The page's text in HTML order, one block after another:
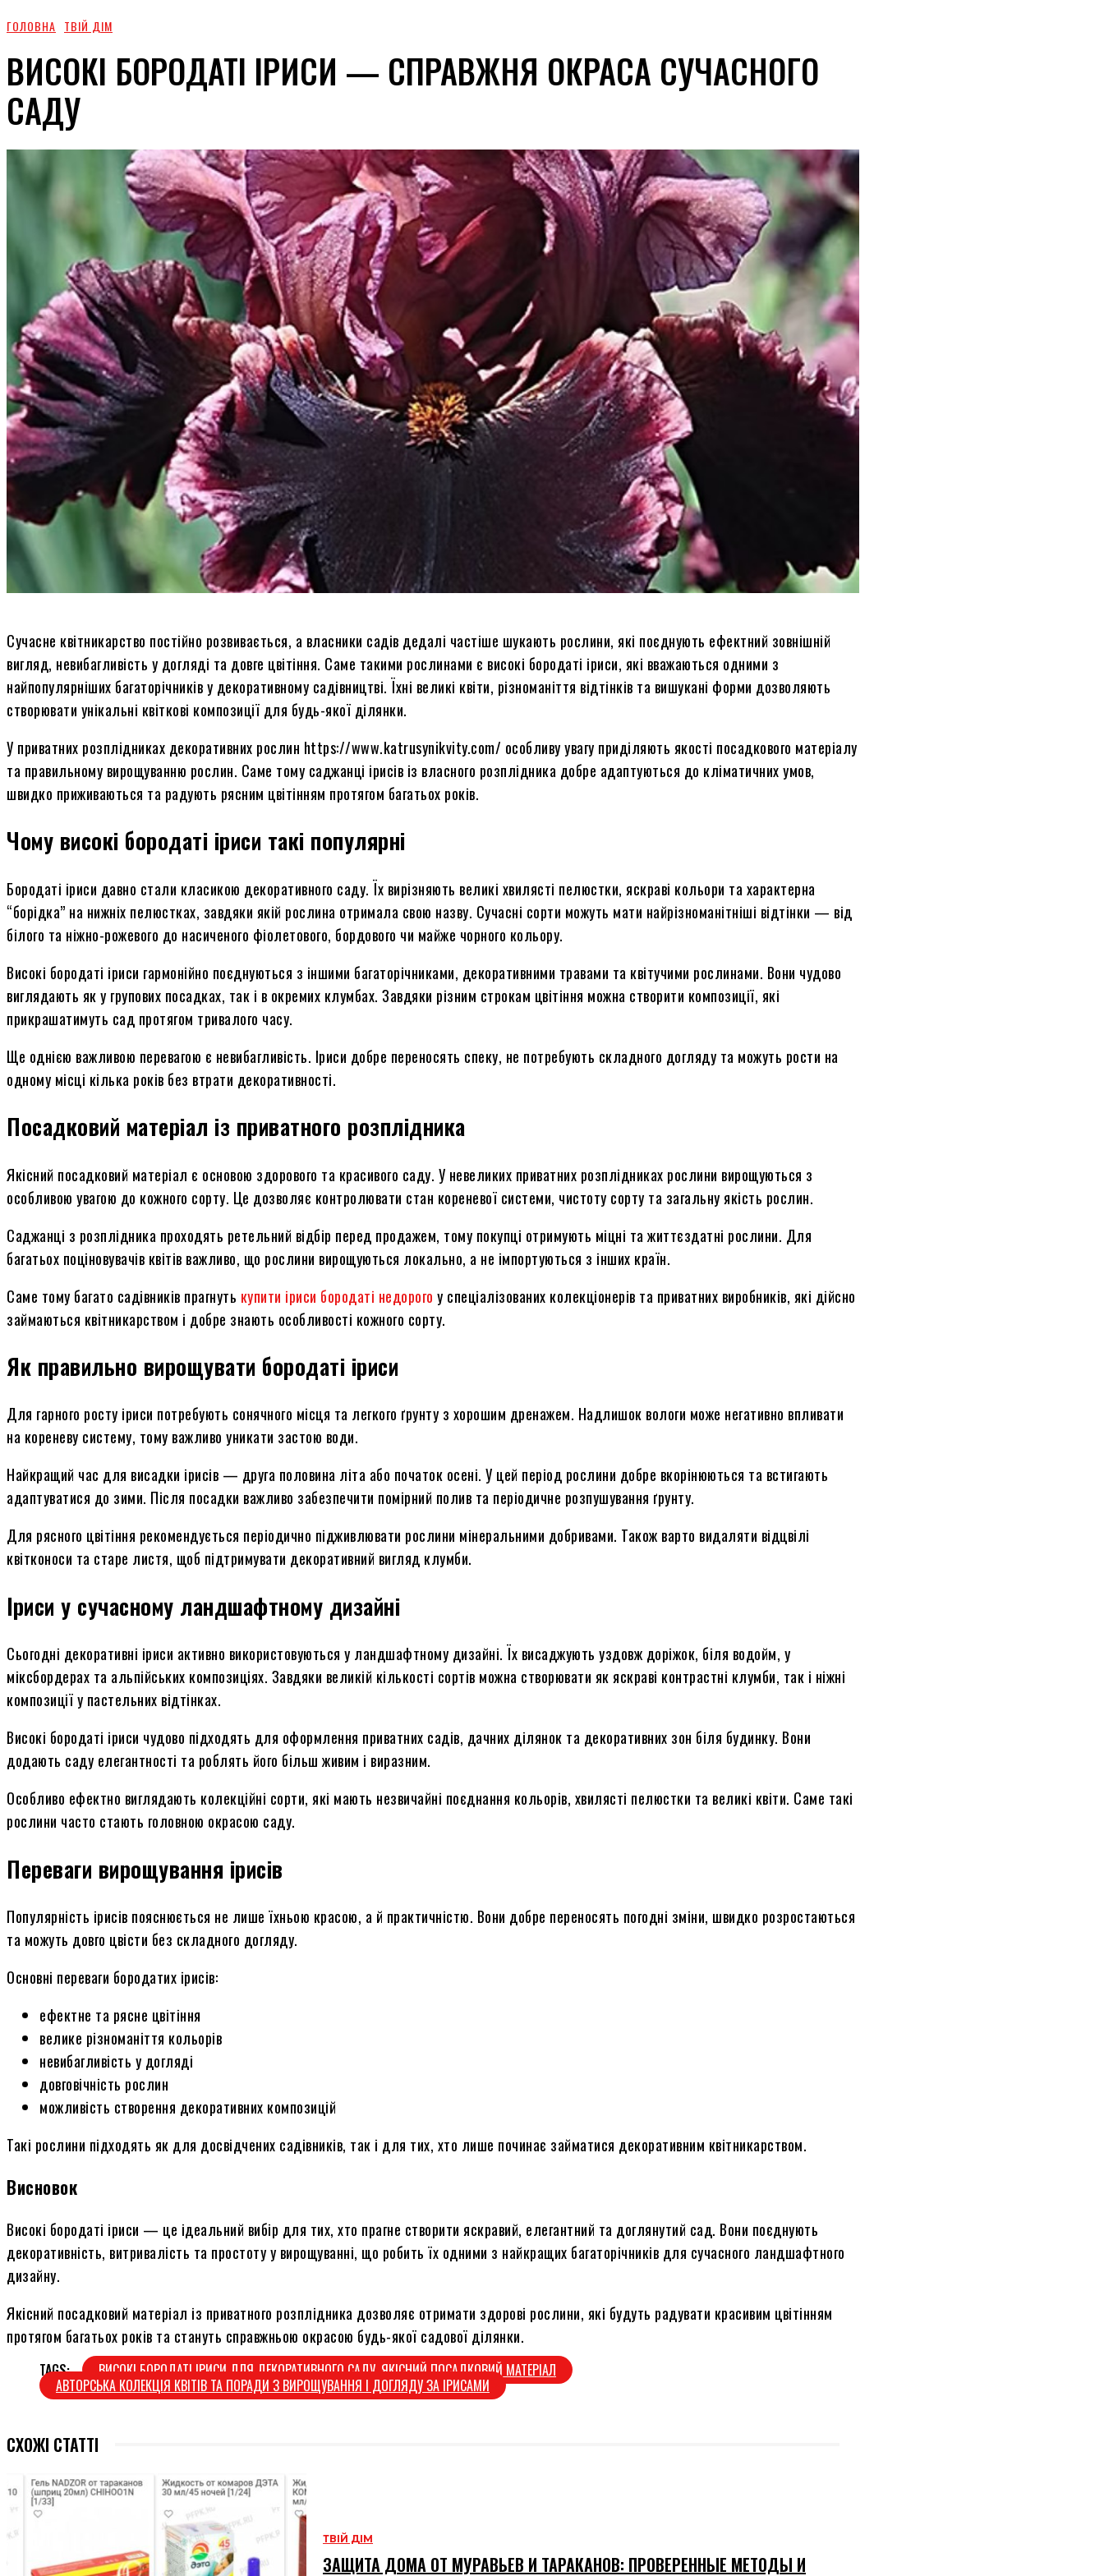
ГОЛОВНА ТВІЙ ДІМ
ВИСОКІ БОРОДАТІ ІРИСИ — СПРАВЖНЯ ОКРАСА СУЧАСНОГО
САДУ
Сучасне квітникарство постійно розвивається, а власники садів дедалі частіше шукають рослини, які поєднують ефектний зовнішній
вигляд, невибагливість у догляді та довге цвітіння. Саме такими рослинами є високі бородаті іриси, які вважаються одними з
найпопулярніших багаторічників у декоративному садівництві. Їхні великі квіти, різноманіття відтінків та вишукані форми дозволяють
створювати унікальні квіткові композиції для будь-якої ділянки.
У приватних розплідниках декоративних рослин https://www.katrusynikvity.com/ особливу увагу приділяють якості посадкового матеріалу
та правильному вирощуванню рослин. Саме тому саджанці ірисів із власного розплідника добре адаптуються до кліматичних умов,
швидко приживаються та радують рясним цвітінням протягом багатьох років.
Чому високі бородаті іриси такі популярні
Бородаті іриси давно стали класикою декоративного саду. Їх вирізняють великі хвилясті пелюстки, яскраві кольори та характерна
“борідка” на нижніх пелюстках, завдяки якій рослина отримала свою назву. Сучасні сорти можуть мати найрізноманітніші відтінки — від
білого та ніжно-рожевого до насиченого фіолетового, бордового чи майже чорного кольору.
Високі бородаті іриси гармонійно поєднуються з іншими багаторічниками, декоративними травами та квітучими рослинами. Вони чудово
виглядають як у групових посадках, так і в окремих клумбах. Завдяки різним строкам цвітіння можна створити композиції, які
прикрашатимуть сад протягом тривалого часу.
Ще однією важливою перевагою є невибагливість. Іриси добре переносять спеку, не потребують складного догляду та можуть рости на
одному місці кілька років без втрати декоративності.
Посадковий матеріал із приватного розплідника
Якісний посадковий матеріал є основою здорового та красивого саду. У невеликих приватних розплідниках рослини вирощуються з
особливою увагою до кожного сорту. Це дозволяє контролювати стан кореневої системи, чистоту сорту та загальну якість рослин.
Саджанці з розплідника проходять ретельний відбір перед продажем, тому покупці отримують міцні та життєздатні рослини. Для
багатьох поціновувачів квітів важливо, що рослини вирощуються локально, а не імпортуються з інших країн.
Саме тому багато садівників прагнуть купити іриси бородаті недорого у спеціалізованих колекціонерів та приватних виробників, які дійсно
займаються квітникарством і добре знають особливості кожного сорту.
Як правильно вирощувати бородаті іриси
Для гарного росту іриси потребують сонячного місця та легкого ґрунту з хорошим дренажем. Надлишок вологи може негативно впливати
на кореневу систему, тому важливо уникати застою води.
Найкращий час для висадки ірисів — друга половина літа або початок осені. У цей період рослини добре вкорінюються та встигають
адаптуватися до зими. Після посадки важливо забезпечити помірний полив та періодичне розпушування ґрунту.
Для рясного цвітіння рекомендується періодично підживлювати рослини мінеральними добривами. Також варто видаляти відцвілі
квітконоси та старе листя, щоб підтримувати декоративний вигляд клумби.
Іриси у сучасному ландшафтному дизайні
Сьогодні декоративні іриси активно використовуються у ландшафтному дизайні. Їх висаджують уздовж доріжок, біля водойм, у
міксбордерах та альпійських композиціях. Завдяки великій кількості сортів можна створювати як яскраві контрастні клумби, так і ніжні
композиції у пастельних відтінках.
Високі бородаті іриси чудово підходять для оформлення приватних садів, дачних ділянок та декоративних зон біля будинку. Вони
додають саду елегантності та роблять його більш живим і виразним.
Особливо ефектно виглядають колекційні сорти, які мають незвичайні поєднання кольорів, хвилясті пелюстки та великі квіти. Саме такі
рослини часто стають головною окрасою саду.
Переваги вирощування ірисів
Популярність ірисів пояснюється не лише їхньою красою, а й практичністю. Вони добре переносять погодні зміни, швидко розростаються
та можуть довго цвісти без складного догляду.
Основні переваги бородатих ірисів:
ефектне та рясне цвітіння
велике різноманіття кольорів
невибагливість у догляді
довговічність рослин
можливість створення декоративних композицій
Такі рослини підходять як для досвідчених садівників, так і для тих, хто лише починає займатися декоративним квітникарством.
Висновок
Високі бородаті іриси — це ідеальний вибір для тих, хто прагне створити яскравий, елегантний та доглянутий сад. Вони поєднують
декоративність, витривалість та простоту у вирощуванні, що робить їх одними з найкращих багаторічників для сучасного ландшафтного
дизайну.
Якісний посадковий матеріал із приватного розплідника дозволяє отримати здорові рослини, які будуть радувати красивим цвітінням
протягом багатьох років та стануть справжньою окрасою будь-якої садової ділянки.
TAGS: ВИСОКІ БОРОДАТІ ІРИСИ ДЛЯ ДЕКОРАТИВНОГО САДУ. ЯКІСНИЙ ПОСАДКОВИЙ МАТЕРІАЛ
АВТОРСЬКА КОЛЕКЦІЯ КВІТІВ ТА ПОРАДИ З ВИРОЩУВАННЯ І ДОГЛЯДУ ЗА ІРИСАМИ
СХОЖІ СТАТТІ
ТВІЙ ДІМ
ЗАЩИТА ДОМА ОТ МУРАВЬЕВ И ТАРАКАНОВ: ПРОВЕРЕННЫЕ МЕТОДЫ И